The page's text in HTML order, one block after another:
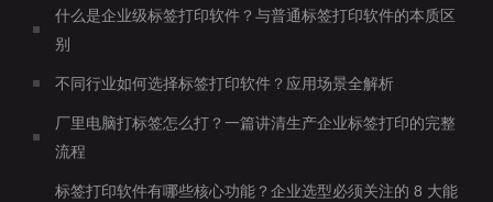
什么是企业级标签打印软件？与普通标签打印软件的本质区
别
不同行业如何选择标签打印软件？应用场景全解析
厂里电脑打标签怎么打？一篇讲清生产企业标签打印的完整
流程
标签打印软件有哪些核心功能？企业选型必须关注的 8 大能